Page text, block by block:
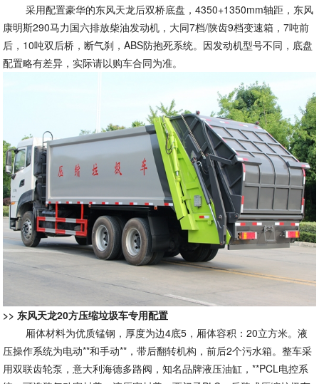
采用配置豪华的东风天龙后双桥底盘，4350+1350mm轴距，东风
康明斯290马力国六排放柴油发动机，大同7档/陕齿9档变速箱，7吨前
后，10吨双后桥，断气刹，ABS防抱死系统。因发动机型号不同，底盘
配置略有差异，实际请以购车合同为准。
>> 东风天龙20方压缩垃圾车专用配置
厢体材料为优质锰钢，厚度为边4底5，厢体容积：20立方米。液
压操作系统为电动**和手动**，带后翻转机构，前后2个污水箱。整车采
用双联齿轮泵，意大利海德多路阀，知名品牌液压油缸，**PCL电控系